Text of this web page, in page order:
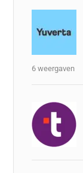
6 weergaven